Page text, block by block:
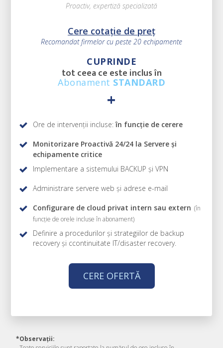
Proactiv, expertiză specializată
Cere cotație de preț
Recomandat firmelor cu peste 20 echipamente
CUPRINDE
tot ceea ce este inclus în
Abonament STANDARD
+
Ore de intervenții incluse:în funcție de cerere
Monitorizare Proactivă 24/24 la Servere și
echipamente critice
Implementare a sistemului BACKUP și VPN
Administrare servere web și adrese e-mail
Configurare de cloud privat intern sau extern (în
funcție de orele incluse în abonament)
Definire a procedurilor și strategiilor de backup
recovery și ccontinuitate IT/disaster recovery.
CERE OFERTĂ
*Observații: